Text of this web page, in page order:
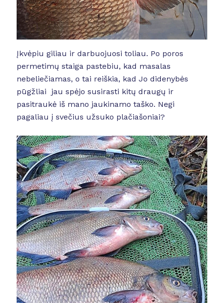
Įkvėpiu giliau ir darbuojuosi toliau. Po poros
permetimų staiga pastebiu, kad masalas
nebeliečiamas, o tai reiškia, kad Jo didenybės
pūgžliai jau spėjo susirasti kitų draugų ir
pasitraukė iš mano jaukinamo taško. Negi
pagaliau į svečius užsuko plačiašoniai?